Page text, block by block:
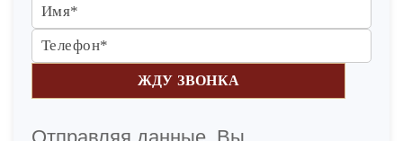
ЖДУ ЗВОНКА